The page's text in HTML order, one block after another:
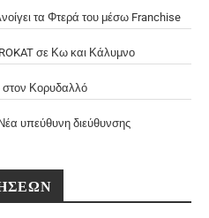
τα Φτερά του μέσω Franchise
σε Κω και Κάλυμνο
Κορυδαλλό
υπεύθυνη διεύθυνσης